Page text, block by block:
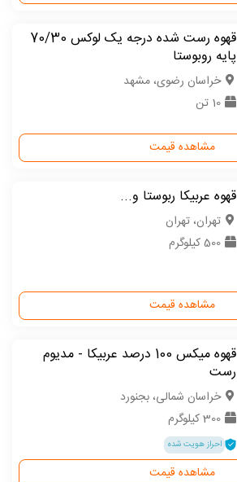
قهوه رست شده درجه یک لوکس 70/30
پایه روبوستا
خراسان رضوی، مشهد
10 تن
مشاهده قیمت
قهوه عربیکا ربوستا و...
تهران، تهران
500 کیلوگرم
مشاهده قیمت
قهوه میکس 100 درصد عربیکا - مدیوم
رست
خراسان شمالی، بجنورد
300 کیلوگرم
احراز هویت شده
مشاهده قیمت